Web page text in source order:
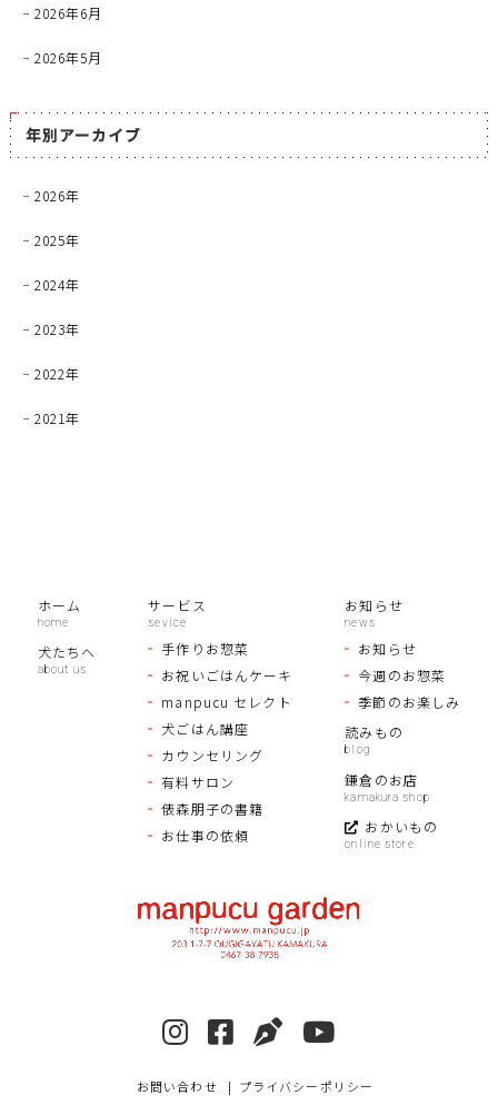
2026年6月
2026年5月
年別アーカイブ
2026年
2025年
2024年
2023年
2022年
2021年
ホーム
犬たちへ
サービス
手作りお惣菜
お祝いごはんケーキ
manpucu セレクト
犬ごはん講座
カウンセリング
有料サロン
俵森朋子の書籍
お仕事の依頼
お知らせ
お知らせ
今週のお惣菜
季節のお楽しみ
読みもの
鎌倉のお店
おかいもの
お問い合わせ プライバシーポリシー